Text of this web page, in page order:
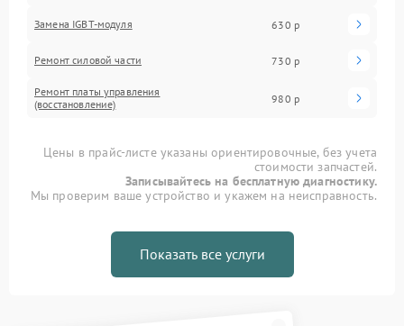
Замена IGBT-модуля 630 р
Ремонт силовой части 730 р
Ремонт платы управления
(восстановление)
980 р
Цены в прайс-листе указаны ориентировочные, без учета
стоимости запчастей.
Записывайтесь на бесплатную диагностику.
Мы проверим ваше устройство и укажем на неисправность.
Показать все услуги